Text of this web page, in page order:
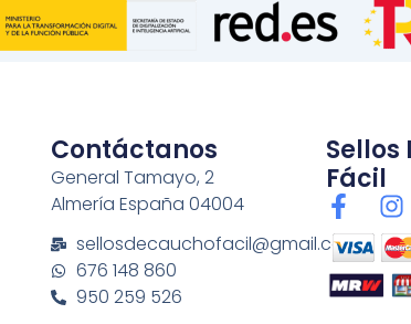
Contáctanos
General Tamayo, 2
Almería España 04004
sellosdecauchofacil@gmail.com
676 148 860
950 259 526
Sellos
Fácil
F
a
c
e
b
I
n
s
t
a